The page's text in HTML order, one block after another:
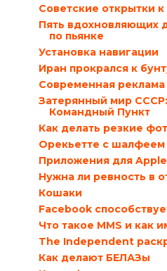
Советские открытки
Пять вдохновляющих
по пьянке
Установка навигации
Иран прокрался к
Современная реклама
Затерянный мир
Командный Пункт
Как делать резкие
Орекьетте с шалфеем
Приложения для
Нужна ли ревность в
Кошаки
Facebook
Что такое MMS и как
The Independent
Как делают БЕЛАЗы